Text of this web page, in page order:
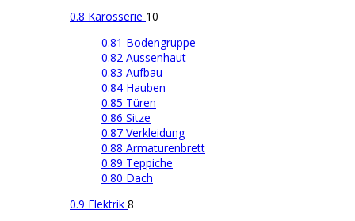
0.8 Karosserie 10
0.81 Bodengruppe
0.82 Aussenhaut
0.83 Aufbau
0.84 Hauben
0.85 Türen
0.86 Sitze
0.87 Verkleidung
0.88 Armaturenbrett
0.89 Teppiche
0.80 Dach
0.9 Elektrik 8